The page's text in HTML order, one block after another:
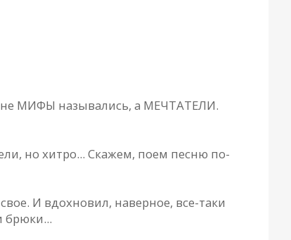
не МИФЫ назывались, а МЕЧТАТЕЛИ.
но хитро... Скажем, поем песню по-
И вдохновил, наверное, все-таки
брюки...